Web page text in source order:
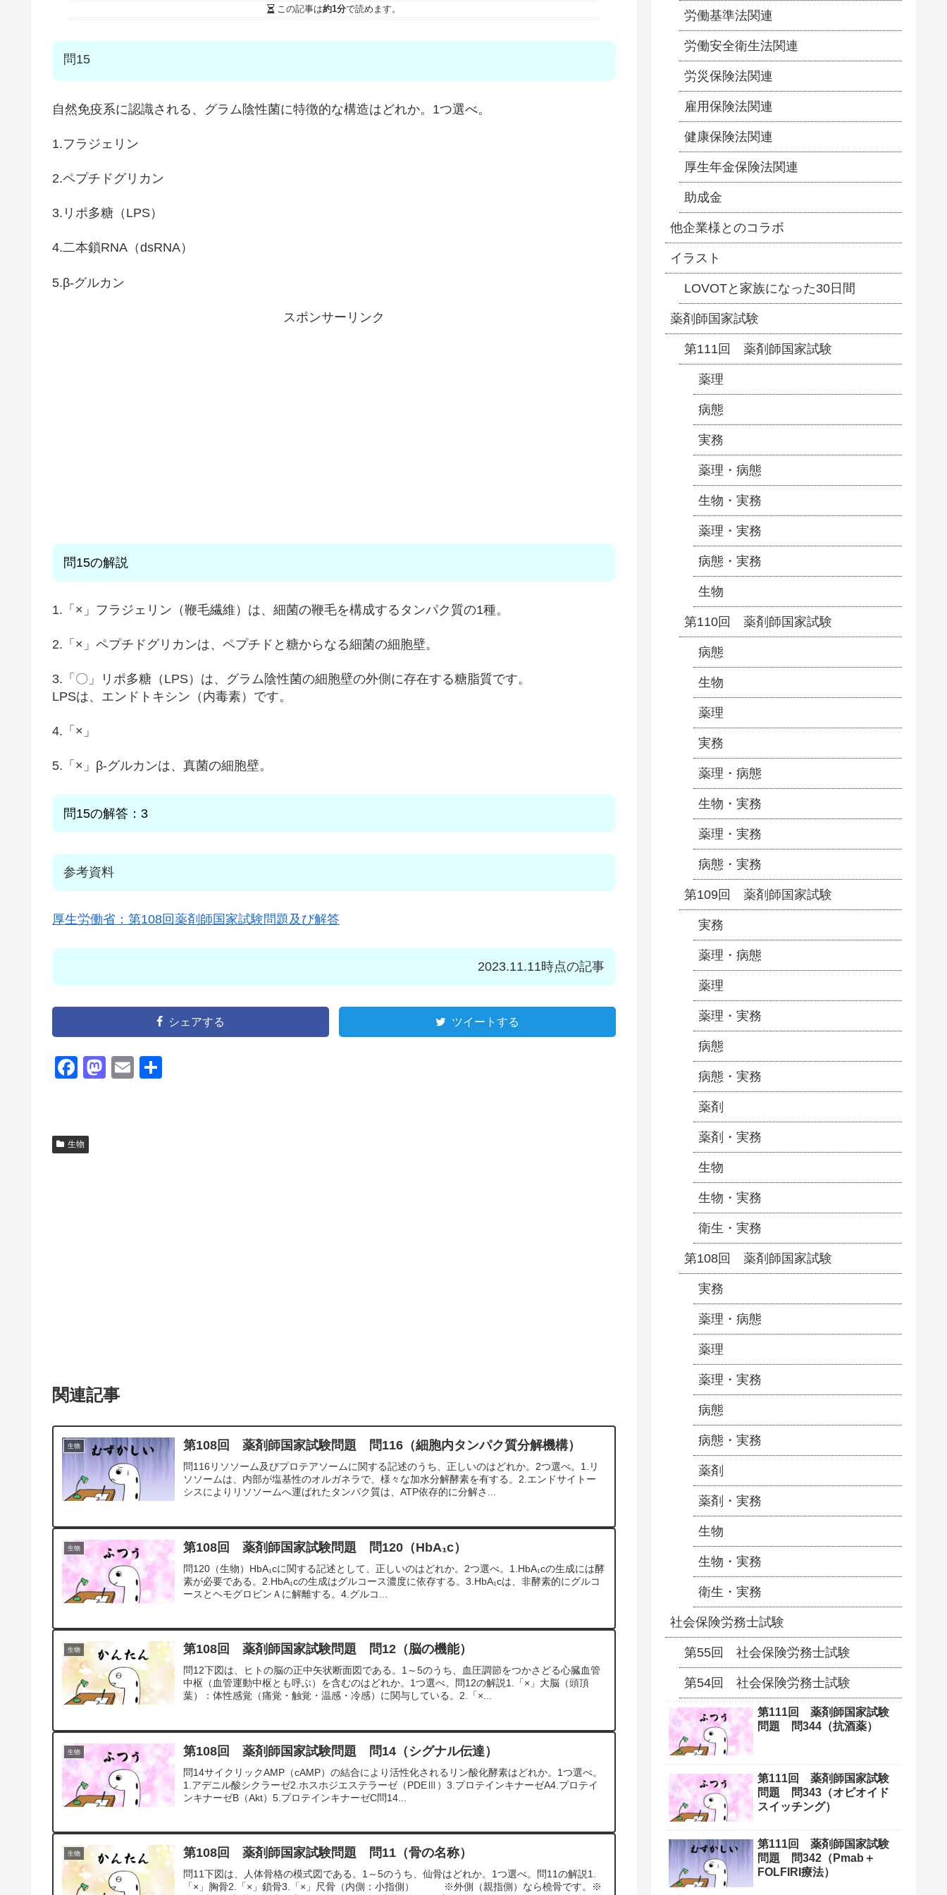
この記事は約1分で読めます。
問15
自然免疫系に認識される、グラム陰性菌に特徴的な構造はどれか。1つ選べ。
1.フラジェリン
2.ペプチドグリカン
3.リポ多糖（LPS）
4.二本鎖RNA（dsRNA）
5.β-グルカン
スポンサーリンク
問15の解説
1.「×」フラジェリン（鞭毛繊維）は、細菌の鞭毛を構成するタンパク質の1種。
2.「×」ペプチドグリカンは、ペプチドと糖からなる細菌の細胞壁。
3.「〇」リポ多糖（LPS）は、グラム陰性菌の細胞壁の外側に存在する糖脂質です。
LPSは、エンドトキシン（内毒素）です。
4.「×」
5.「×」β-グルカンは、真菌の細胞壁。
問15の解答：3
参考資料
厚生労働省：第108回薬剤師国家試験問題及び解答
2023.11.11時点の記事
シェアする ツイートする
F
e
b
M
E
生物
関連記事
生物 第108回 薬剤師国家試験問題 問116（細胞内タンパク質分解機構）
問116リソソーム及びプロテアソームに関する記述のうち、正しいのはどれか。2つ選べ。1.リ
ソソームは、内部が塩基性のオルガネラで、様々な加水分解酵素を有する。2.エンドサイトー
シスによりリソソームへ運ばれたタンパク質は、ATP依存的に分解さ...
生物 第108回 薬剤師国家試験問題 問120（HbA₁c）
問120（生物）HbA₁cに関する記述として、正しいのはどれか。2つ選べ。1.HbA₁cの生成には酵
素が必要である。2.HbA₁cの生成はグルコース濃度に依存する。3.HbA₁cは、非酵素的にグルコ
ースとヘモグロビンＡに解離する。4.グルコ...
生物 第108回 薬剤師国家試験問題 問12（脳の機能）
問12下図は、ヒトの脳の正中矢状断面図である。1～5のうち、血圧調節をつかさどる心臓血管
中枢（血管運動中枢とも呼ぶ）を含むのはどれか。1つ選べ。問12の解説1.「×」大脳（頭頂
葉）：体性感覚（痛覚・触覚・温感・冷感）に関与している。2.「×...
生物 第108回 薬剤師国家試験問題 問14（シグナル伝達）
問14サイクリックAMP（cAMP）の結合により活性化されるリン酸化酵素はどれか。1つ選べ。
1.アデニル酸シクラーゼ2.ホスホジエステラーゼ（PDEⅢ）3.プロテインキナーゼA4.プロテイ
ンキナーゼB（Akt）5.プロテインキナーゼC問14...
生物 第108回 薬剤師国家試験問題 問11（骨の名称）
問11下図は、人体骨格の模式図である。1～5のうち、仙骨はどれか。1つ選べ。問11の解説1.
「×」胸骨2.「×」鎖骨3.「×」尺骨（内側：小指側） ※外側（親指側）なら橈骨です。※
労働基準法関連
労働安全衛生法関連
労災保険法関連
雇用保険法関連
健康保険法関連
厚生年金保険法関連
助成金
他企業様とのコラボ
イラスト
LOVOTと家族になった30日間
薬剤師国家試験
第111回 薬剤師国家試験
薬理
病態
実務
薬理・病態
生物・実務
薬理・実務
病態・実務
生物
第110回 薬剤師国家試験
病態
生物
薬理
実務
薬理・病態
生物・実務
薬理・実務
病態・実務
第109回 薬剤師国家試験
実務
薬理・病態
薬理
薬理・実務
病態
病態・実務
薬剤
薬剤・実務
生物
生物・実務
衛生・実務
第108回 薬剤師国家試験
実務
薬理・病態
薬理
薬理・実務
病態
病態・実務
薬剤
薬剤・実務
生物
生物・実務
衛生・実務
社会保険労務士試験
第55回 社会保険労務士試験
第54回 社会保険労務士試験
第111回 薬剤師国家試験
問題 問344（抗酒薬）
第111回 薬剤師国家試験
問題 問343（オピオイド
スイッチング）
第111回 薬剤師国家試験
問題 問342（Pmab＋
FOLFIRI療法）